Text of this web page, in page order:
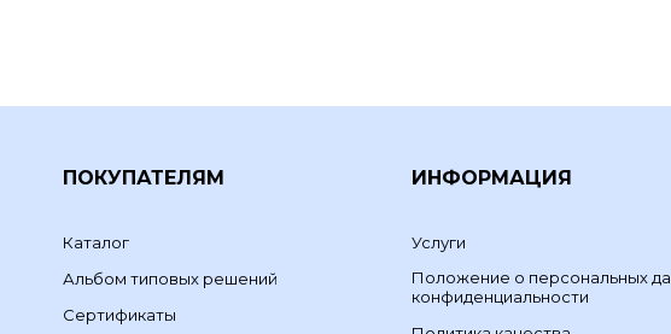
ПОКУПАТЕЛЯМ
Каталог
Альбом типовых решений
Сертификаты
ИНФОРМАЦИЯ
Услуги
Положение о персональных
конфиденциальности